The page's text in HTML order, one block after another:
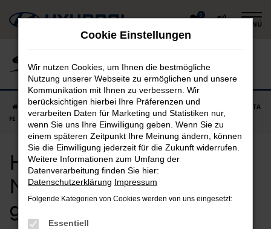
Zum
Hauptinhalt
0
MENÜ
Startseite Ergolding Hyundai Hyundai SANTA FE
Hyundai SANTA
FE Neuwagen in Ergolding günstig kaufen
Hyundai SANTA FE
Neuwagen in Ergolding
günstig kaufen
Cookie Einstellungen
Wir nutzen Cookies, um Ihnen die bestmögliche
Nutzung unserer Webseite zu ermöglichen und unsere
Kommunikation mit Ihnen zu verbessern. Wir
berücksichtigen hierbei Ihre Präferenzen und
verarbeiten Daten für Marketing und Statistiken nur,
wenn Sie uns Ihre Einwilligung geben. Wenn Sie zu
einem späteren Zeitpunkt Ihre Meinung ändern, können
Sie die Einwilligung jederzeit für die Zukunft widerrufen.
Weitere Informationen zum Umfang der
Datenverarbeitung finden Sie hier:
Datenschutzerklärung Impressum
Folgende Kategorien von Cookies werden von uns eingesetzt:
Essentiell